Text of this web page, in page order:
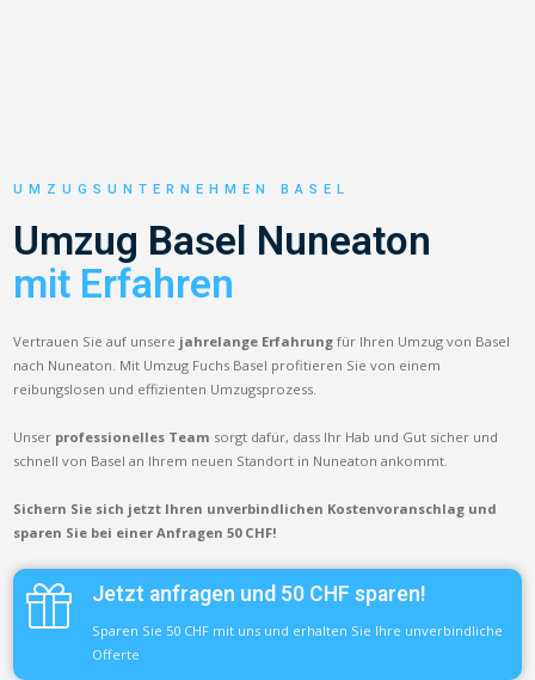
UMZUGSUNTERNEHMEN BASEL
Umzug Basel Nuneaton
mit Erfahren
Vertrauen Sie auf unsere jahrelange Erfahrung für Ihren Umzug von Basel
nach Nuneaton. Mit Umzug Fuchs Basel profitieren Sie von einem
reibungslosen und effizienten Umzugsprozess.
Unser professionelles Team sorgt dafür, dass Ihr Hab und Gut sicher und
schnell von Basel an Ihrem neuen Standort in Nuneaton ankommt.
Sichern Sie sich jetzt Ihren unverbindlichen Kostenvoranschlag und
sparen Sie bei einer Anfragen 50 CHF!
Jetzt anfragen und 50 CHF sparen!
Sparen Sie 50 CHF mit uns und erhalten Sie Ihre unverbindliche
Offerte